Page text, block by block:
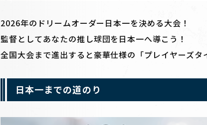
2026年のドリームオーダー日本一を決める大会！
監督としてあなたの推し球団を日本一へ導こう！
全国大会まで進出すると豪華仕様の「プレイヤーズタ
日本一までの道のり